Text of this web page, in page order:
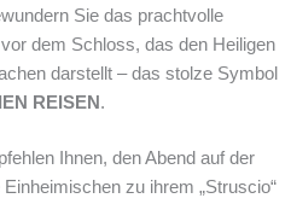
Sie das prachtvolle
dem Schloss, das den Heiligen
darstellt – das stolze Symbol
REISEN .
Ihnen, den Abend auf der
zu ihrem „Struscio“